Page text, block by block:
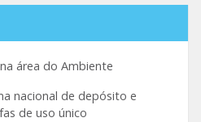
área do Ambiente
nacional de depósito e
de uso único